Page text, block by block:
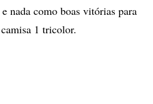
nada como boas vitórias para
1 tricolor.